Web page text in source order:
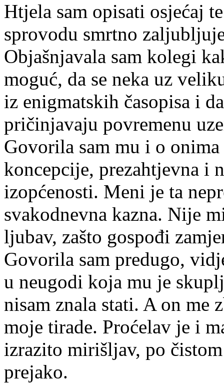
Htjela sam opisati osjećaj
sprovodu smrtno
Objašnjavala sam kolegi
moguć, da se neka uz
iz enigmatskih časopisa i
pričinjavaju povremenu
Govorila sam mu i o
koncepcije, prezahtjevna i
izopćenosti. Meni je ta
svakodnevna kazna. Nije
ljubav, zašto gospođi
Govorila sam predugo,
u neugodi koja mu je
nisam znala stati. A on me
moje tirade. Proćelav je i
izrazito mirišljav, po
prejako.